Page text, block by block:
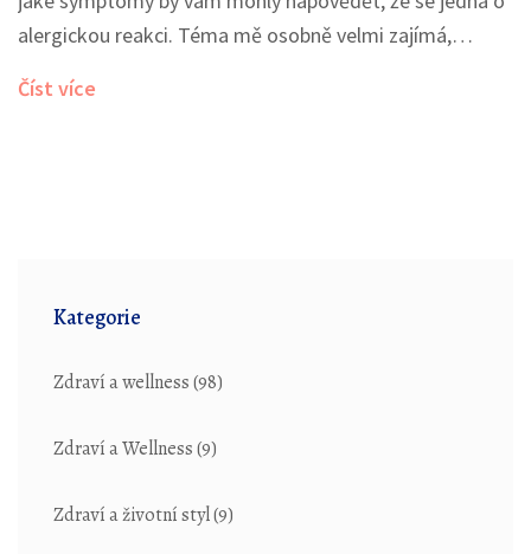
alergickou reakci. Téma mě osobně velmi zajímá,
vámi své zkušenosti a také rady, které mi pomohly.
Číst více
Kategorie
Zdraví a wellness(98)
Zdraví a Wellness(9)
Zdraví a životní styl(9)